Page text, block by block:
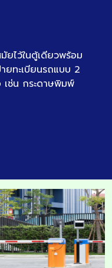
ยไว้ในตู้เดียวพร้อม
ยทะเบียนรถแบบ 2
เช่น กระดาษพิมพ์